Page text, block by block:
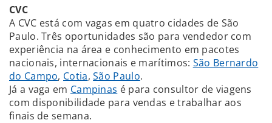
CVC
A CVC está com vagas em quatro cidades de São
Paulo. Três oportunidades são para vendedor com
experiência na área e conhecimento em pacotes
nacionais, internacionais e marítimos: São Bernardo
do Campo, Cotia,São Paulo.
Já a vaga em Campinas é para consultor de viagens
com disponibilidade para vendas e trabalhar aos
finais de semana.